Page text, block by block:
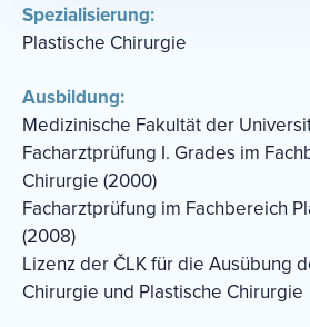
Spezialisierung:
Plastische Chirurgie
Ausbildung:
Medizinische Fakultät der
Facharztprüfung I. Grades im
Chirurgie (2000)
Facharztprüfung im Fachbereich
(2008)
Lizenz der ČLK für die Ausübung
Chirurgie und Plastische Chirurgie